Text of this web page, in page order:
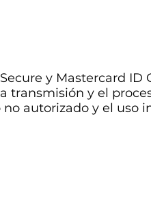
y Mastercard ID
y el
autorizado y el uso